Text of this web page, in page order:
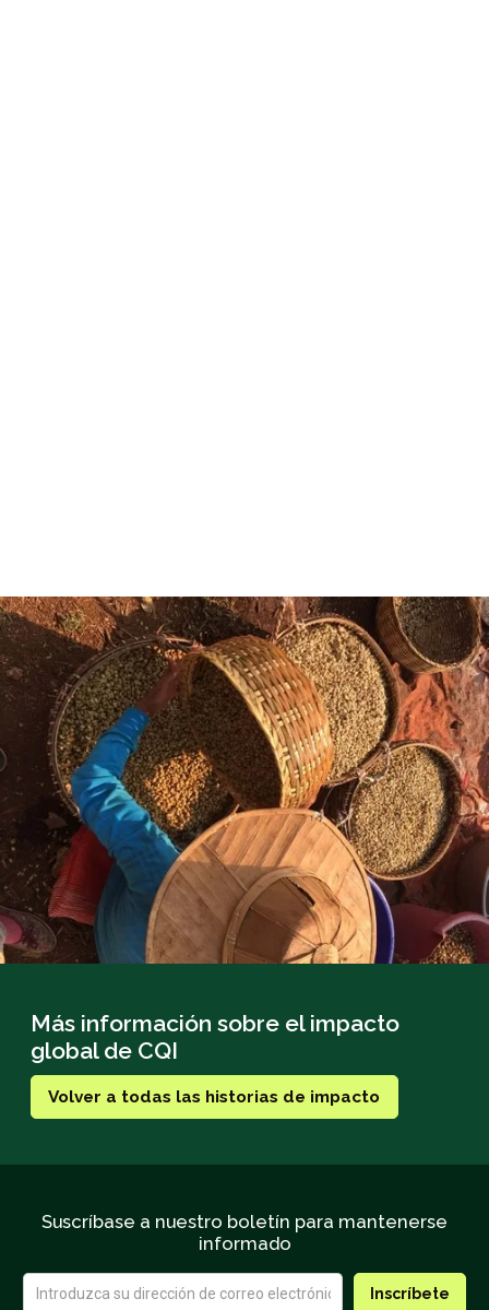
Más información sobre el impacto
global de CQI
Volver a todas las historias de impacto
Suscríbase a nuestro boletín para mantenerse
informado